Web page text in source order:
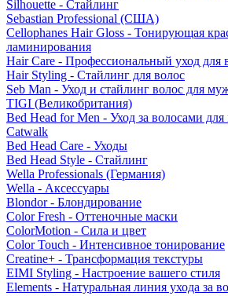
Silhouette - Стайлинг
Sebastian Professional (США)
Cellophanes Hair Gloss - Тонирующая
ламинирования
Hair Care - Профессиональный уход для
Hair Styling - Стайлинг для волос
Seb Man - Уход и стайлинг волос для
TIGI (Великобритания)
Bed Head for Men - Уход за волосами
Catwalk
Bed Head Care - Уходы
Bed Head Style - Стайлинг
Wella Professionals (Германия)
Wella - Аксессуары
Blondor - Блондирование
Color Fresh - Оттеночные маски
ColorMotion - Сила и цвет
Color Touch - Интенсивное тонирование
Creatine+ - Трансформация текстуры
EIMI Styling - Настроение вашего стиля
Elements - Натуральная линия ухода за